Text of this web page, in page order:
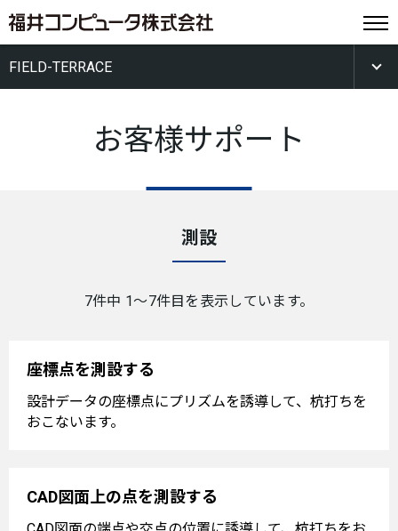
FIELD-TERRACE
お客様サポート
測設
7件中 1〜7件目を表示しています。
座標点を測設する
設計データの座標点にプリズムを誘導して、杭打ちを
おこないます。
CAD図面上の点を測設する